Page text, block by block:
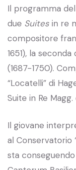
Il programma
due Suites in re
compositore
1651), la
(1687-1750).
“Locatelli” di
Suite in Re
Il giovane
al Conservatorio
sta